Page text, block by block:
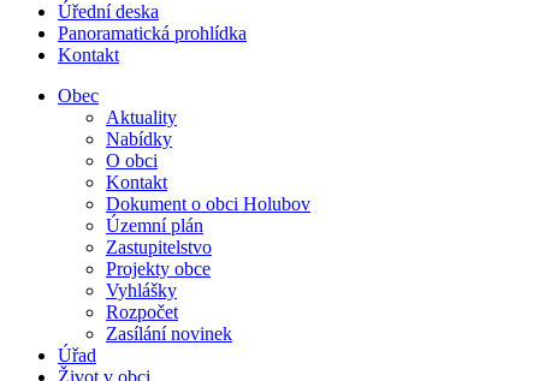
Úřední deska
Panoramatická prohlídka
Kontakt
Obec
Aktuality
Nabídky
O obci
Kontakt
Dokument o obci Holubov
Územní plán
Zastupitelstvo
Projekty obce
Vyhlášky
Rozpočet
Zasílání novinek
Úřad
Život v obci